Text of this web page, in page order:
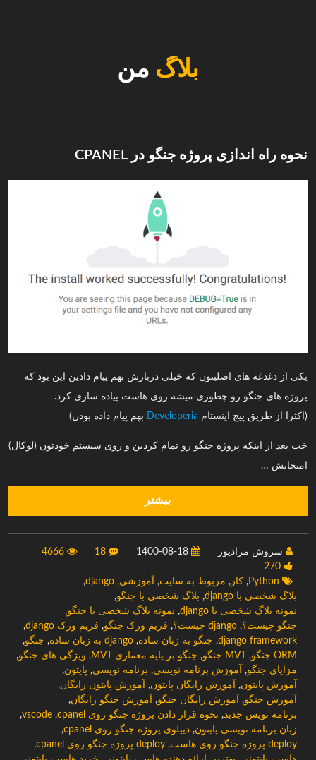
من بلاگ
نحوه راه اندازی پروژه جنگو در CPANEL
یکی از دغدغه های اصلیتون که خیلی دربارش بهم پیام دادین این بود که
پروژه های جنگو رو چطوری میشه روی هاست پیاده سازی کرد.
(اکثرا از طریق پیج اینستام Developeria بهم پیام داده بودن)
خب بعد از اینکه پروژه جنگو رو تمام کردین و روی سیستم خودتون (لوکال)
امتحانش …
بیشتر
سروش مرادپور 18
4666
270
Python
, کار , مربوط به سایت, آموزشی,
django
,
بلاگ شخصی با django
, بلاگ شخصی با جنگو,
نمونه بلاگ شخصی با django
, نمونه بلاگ شخصی با جنگو,
جنگو چیست؟, django چیست؟ , فریم ورک جنگو, فریم ورک django
,
django framework
, جنگو به زبان ساده, django به زبان ساده , جنگو,
ORM جنگو
, MVT جنگو , جنگو بر پایه معماری MVT , ویژگی های جنگو,
مزایای جنگو, آموزش برنامه نویسی, برنامه نویسی, پایتون,
آموزش پایتون, آموزش رایگان پایتون, آموزش پایتون رایگان,
آموزش جنگو, آموزش رایگان جنگو, آموزش جنگو رایگان,
برنامه نویس جدید, نحوه قرار دادن پروژه جنگو روی cpanel ,
vscode
,
زبان برنامه نویسی پایتون, دیپلوی پروژه جنگو روی cpanel
,
deploy پروژه جنگو روی هاست
, deploy پروژه جنگو روی cpanel
,